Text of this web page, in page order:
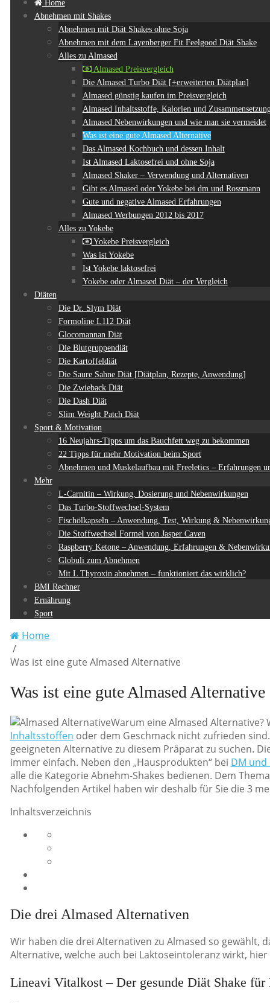
Home
Abnehmen mit Shakes
Abnehmen mit Diät Shakes ohne Soja
Abnehmen mit dem Layenberger Fit Feelgood Diät Shake
Alles zu Almased
Almased Preisvergleich
Die Almased Turbo Diät [+erweiterten Diätplan]
Almased günstig kaufen im Preisvergleich
Almased Inhaltsstoffe, Kalorien und
Almased Nebenwirkungen und wie man sie vermeidet
Was ist eine gute Almased Alternative
Das Almased Kochbuch und dessen Inhalt
Ist Almased Laktosefrei und ohne Soja
Almased Shaker – Verwendung und Alternativen
Gibt es Almased oder Yokebe bei dm und Rossmann
Gute und negative Almased Erfahrungen
Almased Werbungen 2012 bis 2017
Alles zu Yokebe
Yokebe Preisvergleich
Was ist Yokebe
Ist Yokebe laktosefrei
Yokebe oder Almased Diät – der Vergleich
Diäten
Die Dr. Slym Diät
Formoline L112 Diät
Glocomannan Diät
Die Blutgruppendiät
Die Kartoffeldiät
Die Saure Sahne Diät [Diätplan, Rezepte, Anwendung]
Die Zwieback Diät
Die Dash Diät
Slim Weight Patch Diät
Sport & Motivation
16 Neujahrs-Tipps um das Bauchfett weg zu bekommen
22 Tipps für mehr Motivation beim Sport
Abnehmen und Muskelaufbau mit Freeletics – Erfahrungen
Mehr
L-Carnitin – Wirkung, Dosierung und Nebenwirkungen
Das Turbo-Stoffwechsel-System
Fischölkapseln – Anwendung, Test, Wirkung &
Die Stoffwechsel Formel von Jasper Caven
Raspberry Ketone – Anwendung, Erfahrungen &
Globuli zum Abnehmen
Mit L Thyroxin abnehmen – funktioniert das wirklich?
BMI Rechner
Ernährung
Sport
Home
/
Was ist eine gute Almased Alternative
Was ist eine gute Almased Alternative
Warum eine Almased
Inhaltsstoffen oder dem Geschmack nicht zufrieden
geeigneten Alternative zu diesem Präparat zu suchen.
immer einfach. Neben den „Hausprodukten“ bei DM und
alle die Kategorie Abnehm-Shakes bedienen. Dem
Nachfolgenden Artikel haben wir deshalb für Sie die 3
Inhaltsverzeichnis
Die drei Almased Alternativen
Wir haben die drei Alternativen zu Almased so gewählt,
Alternative, welche auch bei Laktoseintoleranz wirkt,
Lineavi Vitalkost – Der gesunde Diät Shake für